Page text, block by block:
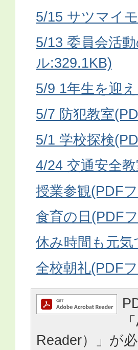
5/15 サツマイ
5/13 委員会活
ル:329.1KB)
5/9 1年生を迎
5/7 防犯教室
5/1 学校探検
4/24 交通安全
授業参観(PDF
食育の日(PDF
休み時間も元
全校朝礼(PDF
Reader）」が